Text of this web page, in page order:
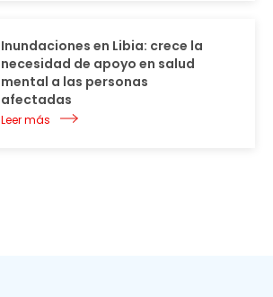
Inundaciones en Libia: crece la
necesidad de apoyo en salud
mental a las personas
afectadas
Leer más